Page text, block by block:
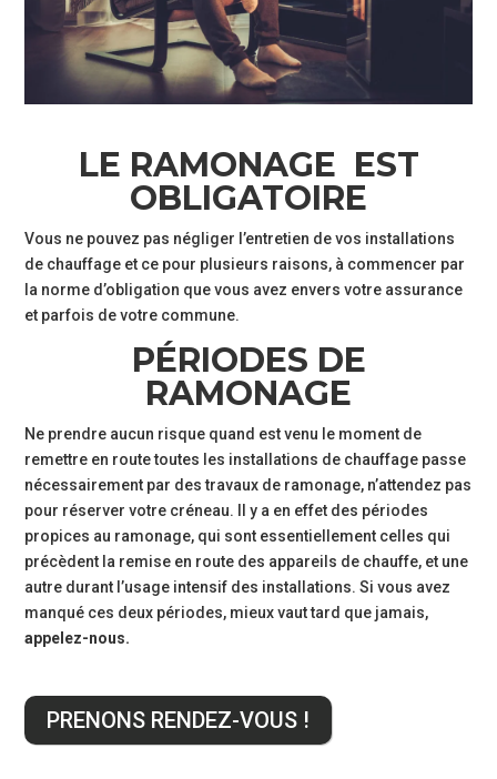
Contact
LE RAMONAGE EST
OBLIGATOIRE
Vous ne pouvez pas négliger l’entretien de vos installations
de chauffage et ce pour plusieurs raisons, à commencer par
la norme d’obligation que vous avez envers votre assurance
et parfois de votre commune.
PÉRIODES DE
RAMONAGE
Ne prendre aucun risque quand est venu le moment de
remettre en route toutes les installations de chauffage passe
nécessairement par des travaux de ramonage, n’attendez pas
pour réserver votre créneau. Il y a en effet des périodes
propices au ramonage, qui sont essentiellement celles qui
précèdent la remise en route des appareils de chauffe, et une
autre durant l’usage intensif des installations. Si vous avez
manqué ces deux périodes, mieux vaut tard que jamais,
appelez-nous.
PRENONS RENDEZ-VOUS !